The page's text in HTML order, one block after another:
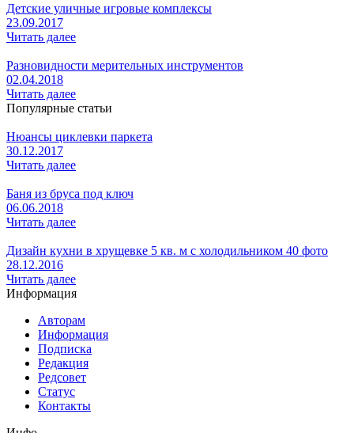
Детские уличные игровые комплексы
23.09.2017
Читать далее
Разновидности мерительных инструментов
02.04.2018
Читать далее
Популярные статьи
Нюансы циклевки паркета
30.12.2017
Читать далее
Баня из бруса под ключ
06.06.2018
Читать далее
Дизайн кухни в хрущевке 5 кв. м с холодильником 40 фото
28.12.2016
Читать далее
Информация
Авторам
Информация
Подписка
Редакция
Редсовет
Статус
Контакты